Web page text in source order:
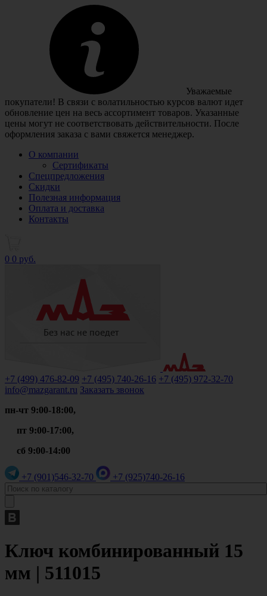
Уважаемые
покупатели! В связи с волатильностью курсов валют идет
обновление цен на весь ассортимент товаров. Указанные
цены могут не соответствовать действительности. После
оформления заказа с вами свяжется менеджер.
О компании
Сертификаты
Спецпредложения
Скидки
Полезная информация
Оплата и доставка
Контакты
0 0 руб.
+7 (499) 476-82-09 +7 (495) 740-26-16 +7 (495) 972-32-70
info@mazgarant.ru Заказать звонок
пн-чт 9:00-18:00,
пт 9:00-17:00,
сб 9:00-14:00
+7 (901)546-32-70 +7 (925)740-26-16
Ключ комбинированный 15
мм | 511015